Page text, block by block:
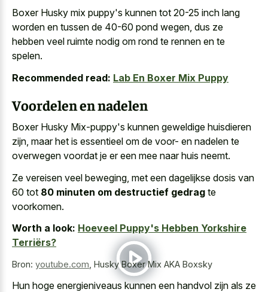
Boxer Husky mix puppy's kunnen tot 20-25 inch lang
worden en tussen de 40-60 pond wegen, dus ze
hebben veel ruimte nodig om rond te rennen en te
spelen.
Recommended read: Lab En Boxer Mix Puppy
Voordelen en nadelen
Boxer Husky Mix-puppy's kunnen geweldige huisdieren
zijn, maar het is essentieel om de voor- en nadelen te
overwegen voordat je er een mee naar huis neemt.
Ze vereisen veel beweging, met een dagelijkse dosis van
60 tot 80 minuten om destructief gedrag te
voorkomen.
Worth a look: Hoeveel Puppy's Hebben Yorkshire
Terriërs?
Bron: youtube.com Husky Boxer Mix AKA Boxsky
Hun hoge energieniveaus kunnen een handvol zijn als ze